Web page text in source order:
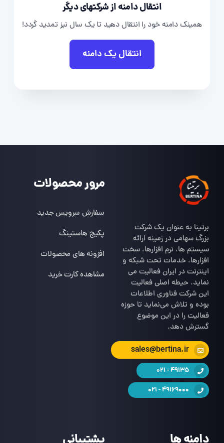
انتقال دامنه از شرکتهای دیگر
همینک دامنه خود را انتقال دهید تا یک سال نیز تمدید گردد!
انتقال یک دامنه
برتینا به عنوان یک شرکت
بزرگ سهامی در زمینه ارائه
سیستم ها، نرم افزارها، سخت
افزارها، خدمات تحت شبکه و
اینترنت در ایران فعالیت می
نماید. حیطه اصلی فعالیت
این شرکت فناوری اطلاعات
بوده و تلاش می‌نماید تا حوزه
فعالیت را در این موضوع
گسترش دهد.
sales@bertina.ir
49135 - 021
49169000 - 021
مرور محصولات
سفارش سرویس جدید
پکیج هاستینگ
افزونه های محصولات
مشاهده کارت خرید